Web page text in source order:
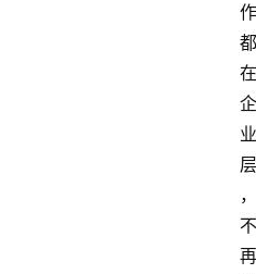
作
都
在
企
业
层
，
不
再